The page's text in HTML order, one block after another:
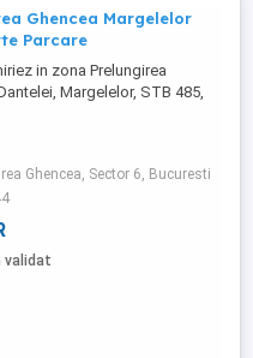
Ghencea Margelelor
Parcare
in zona Prelungirea
Margelelor, STB 485,
complet, ce se afla la
decomandata si finisaje
si terasa proprie(curte)
...
Ghencea, Sector 6, Bucuresti
validat